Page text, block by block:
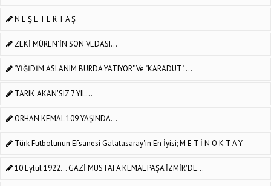
N E Ş E T E R T A Ş
ZEKİ MÜREN'İN SON VEDASI...
"YİĞİDİM ASLANIM BURDA YATIYOR" Ve "KARADUT"....
TARIK AKAN'SIZ 7 YIL...
ORHAN KEMAL 109 YAŞINDA...
Türk Futbolunun Efsanesi Galatasaray'in En İyisi; M E T İ N O K T A Y
10 Eylül 1922... GAZİ MUSTAFA KEMAL PAŞA İZMİR'DE...